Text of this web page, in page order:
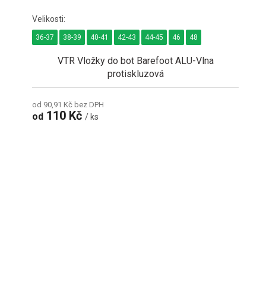
VTR Vložky do bot Barefoot ALU-Vlna
protiskluzová
od 90,91 Kč bez DPH
od 110 Kč/ ks
36-37 38-39 40-41 42-43 44-45 46 48